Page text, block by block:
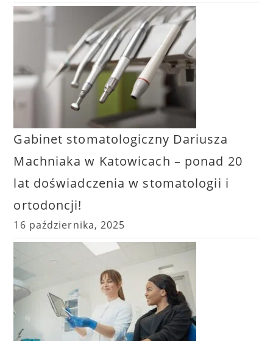
Gabinet stomatologiczny Dariusza
Machniaka w Katowicach – ponad 20
lat doświadczenia w stomatologii i
ortodoncji!
16 października, 2025